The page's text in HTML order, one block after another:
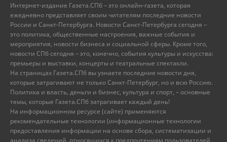
Интернет-издание Газета.СПб – это онлайн-газета, которая
ежедневно представляет своим читателям последние новости
России и Санкт-Петербурга. Новости Санкт-Петербурга сегодня –
это политика, общественные настроения, важные события и
мероприятия, новости бизнеса и социальной сферы. Кроме того,
новости СПб сегодня – это, конечно, события культуры и искусства:
премьеры и выставки, концерты и театральные спектакли.
На страницах Газета.СПб вы узнаете последние новости дня,
которые затрагивают не только Санкт-Петербург, но и всю Россию.
Политика и власть, деньги и бизнес, культура и спорт, – основные
темы, которые Газета.СПб затрагивает каждый день!
На информационном ресурсе (сайте) применяются
рекомендательные технологии (информационные технологии
предоставления информации на основе сбора, систематизации и
анализа сведений, относящихся к предпочтениям пользователей